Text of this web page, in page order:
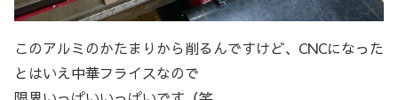
このアルミのかたまりから削るんですけど、CNCになった
とはいえ中華フライスなので